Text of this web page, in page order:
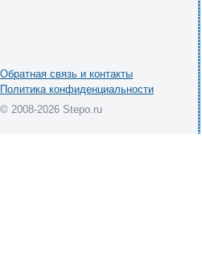
Обратная связь и контакты
Политика конфиденциальности
© 2008-2026 Stepo.ru